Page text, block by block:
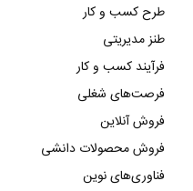
طرح کسب و کار
طنز مدیریتی
فرآیند کسب و کار
فرصت‌های شغلی
فروش آنلاین
فروش محصولات دانشی
فناوری‌های نوین